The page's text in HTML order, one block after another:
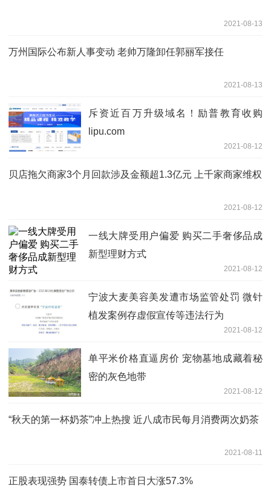
2021-08-13
万州国际公布新人事变动 老帅万隆卸任郭丽军接任
2021-08-13
斥资近百万升级域名！励普教育收购
lipu.com
2021-08-12
贝店拖欠商家3个月回款涉及金额超1.3亿元 上千家商家维权
2021-08-12
一线大牌受用户偏爱 购买二手奢侈品成
新型理财方式
2021-08-12
宁波大麦美容美发遭市场监管处罚 微针
植发案例存虚假宣传等违法行为
2021-08-12
单平米价格直逼房价 宠物墓地成藏着秘
密的灰色地带
2021-08-12
“秋天的第一杯奶茶”冲上热搜 近八成市民每月消费两次奶茶
2021-08-11
正股表现强势 国泰转债上市首日大涨57.3%